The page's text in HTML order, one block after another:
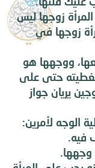
زوجها ليس
زوجها في
ووجهها هو
حتى على
يريان جواز
الوجه لأمرين: